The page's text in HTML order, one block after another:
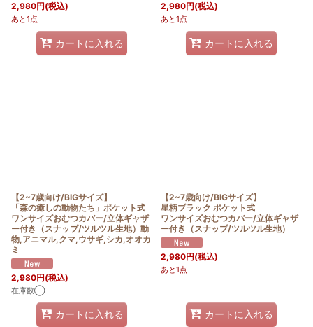
2,980円(税込)
あと1点
カートに入れる
2,980円(税込)
あと1点
カートに入れる
【2~7歳向け/BIGサイズ】
「森の癒しの動物たち」ポケット式
ワンサイズおむつカバー/立体ギャザ
ー付き（スナップ/ツルツル生地）動
物,アニマル,クマ,ウサギ,シカ,オオカ
ミ
2,980円(税込)
在庫数◯
カートに入れる
【2~7歳向け/BIGサイズ】
星柄ブラック ポケット式
ワンサイズおむつカバー/立体ギャザ
ー付き（スナップ/ツルツル生地）
2,980円(税込)
あと1点
カートに入れる